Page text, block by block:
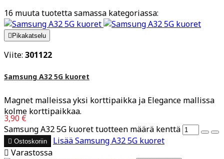
16 muuta tuotetta samassa kategoriassa:
Pikakatselu
Viite: 301122
Samsung A32 5G kuoret
Magnet malleissa yksi korttipaikka ja Elegance mallissa
kolme korttipaikkaa.
3,90 €
Samsung A32 5G kuoret tuotteen määrä kenttä
 Ostoskoriin LisääSamsung A32 5G kuoret
 Varastossa